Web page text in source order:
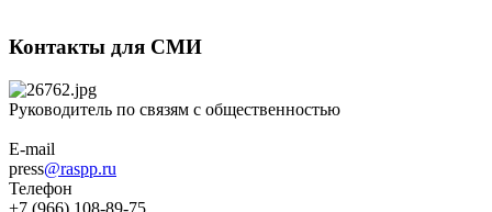
Контакты для СМИ
Руководитель по связям с общественностью
E-mail
press@raspp.ru
Телефон
+7 (966) 108-89-75